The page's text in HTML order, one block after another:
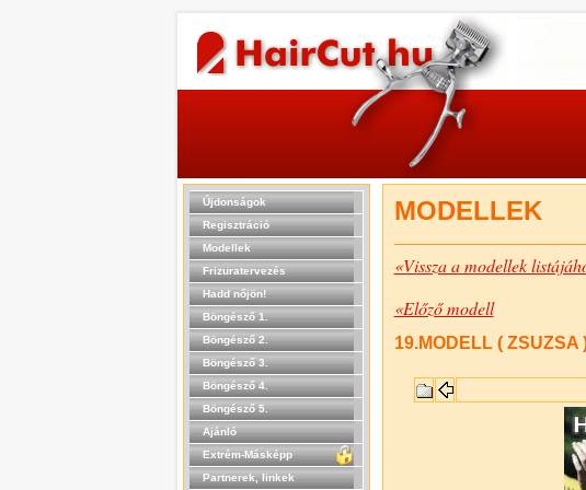
Újdonságok
Regisztráció
Modellek
Frizuratervezés
Hadd nőjön!
Böngésző 1.
Böngésző 2.
Böngésző 3.
Böngésző 4.
Böngésző 5.
Ajánló
Extrém-Másképp
Partnerek, linkek
MODELLEK
«Vissza a modellek
«Előző modell
19.MODELL ( ZSUZSA